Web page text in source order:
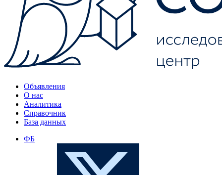
Объявления
О нас
Аналитика
Справочник
База данных
ФБ